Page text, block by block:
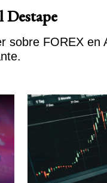
Destape
sobre FOREX